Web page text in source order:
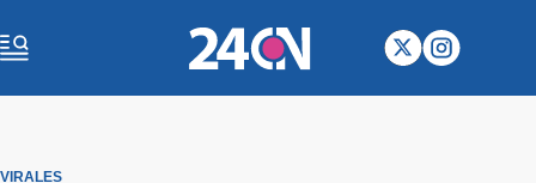
VIRALES